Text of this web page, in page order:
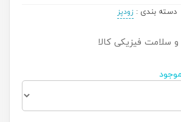
دسته بندی : زودپز
سلامت فیزیکی کالا